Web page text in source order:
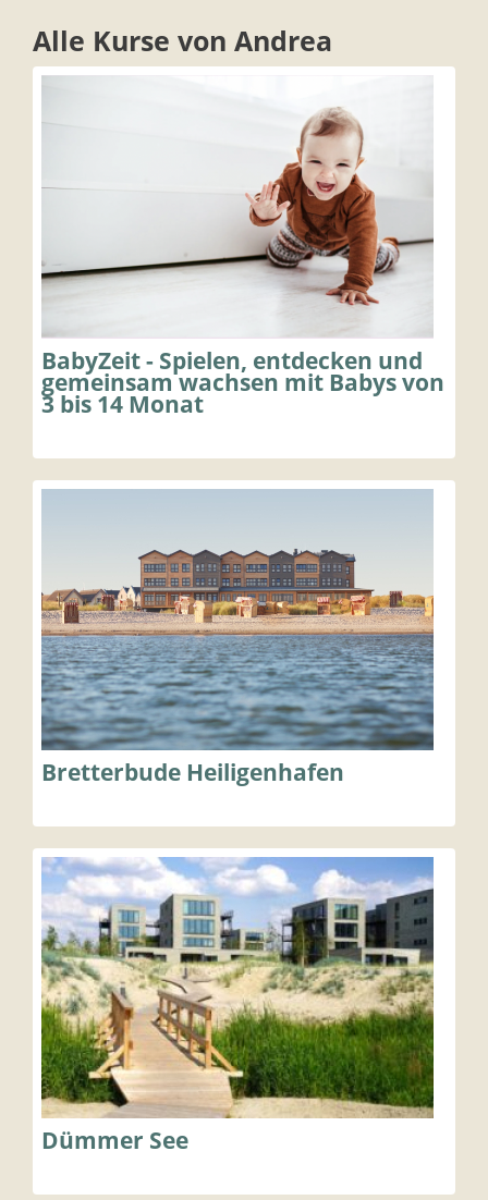
Alle Kurse von Andrea
BabyZeit - Spielen, entdecken und
gemeinsam wachsen mit Babys von
3 bis 14 Monat
Bretterbude Heiligenhafen
Dümmer See